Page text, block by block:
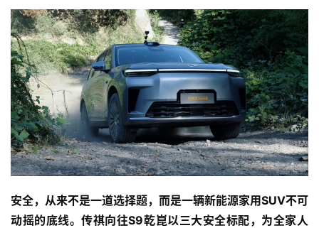
安全，从来不是一道选择题，而是一辆新能源家用SUV不可
动摇的底线。传祺向往S9乾崑以三大安全标配，为全家人